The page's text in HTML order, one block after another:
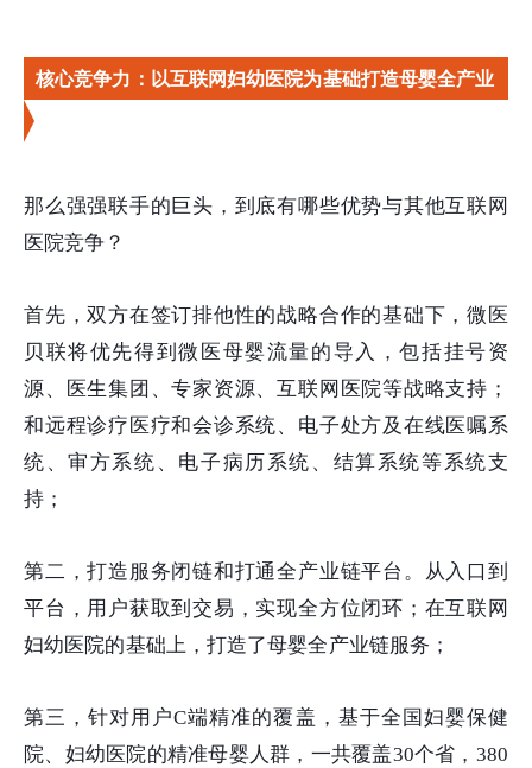
核心竞争力：以互联网妇幼医院为基础打造母婴全产业
那么强强联手的巨头，到底有哪些优势与其他互联网
医院竞争？
首先，双方在签订排他性的战略合作的基础下，微医
贝联将优先得到微医母婴流量的导入，包括挂号资
源、医生集团、专家资源、互联网医院等战略支持；
和远程诊疗医疗和会诊系统、电子处方及在线医嘱系
统、审方系统、电子病历系统、结算系统等系统支
持；
第二，打造服务闭链和打通全产业链平台。从入口到
平台，用户获取到交易，实现全方位闭环；在互联网
妇幼医院的基础上，打造了母婴全产业链服务；
第三，针对用户C端精准的覆盖，基于全国妇婴保健
院、妇幼医院的精准母婴人群，一共覆盖30个省，380